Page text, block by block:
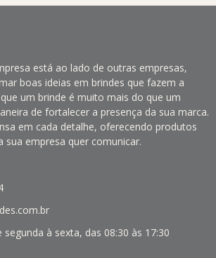
está ao lado de outras empresas,
boas ideias em brindes que fazem a
um brinde é muito mais do que um
de fortalecer a presença da sua marca.
em cada detalhe, oferecendo produtos
sua empresa quer comunicar.
à sexta, das 08:30 às 17:30